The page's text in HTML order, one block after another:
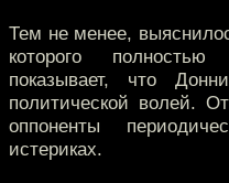
Тем не менее,
которого
показывает, что
политической волей.
оппоненты
истериках.